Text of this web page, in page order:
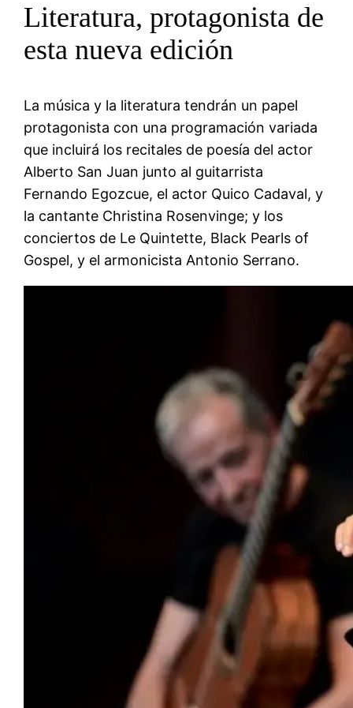
Literatura, protagonista de
esta nueva edición
La música y la literatura tendrán un papel
protagonista con una programación variada
que incluirá los recitales de poesía del actor
Alberto San Juan junto al guitarrista
Fernando Egozcue, el actor Quico Cadaval, y
la cantante Christina Rosenvinge; y los
conciertos de Le Quintette, Black Pearls of
Gospel, y el armonicista Antonio Serrano.